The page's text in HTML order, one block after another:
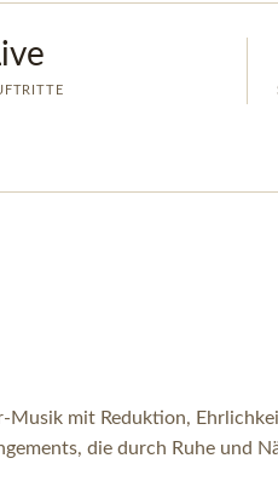
Musik mit Reduktion,
die durch Ruhe und